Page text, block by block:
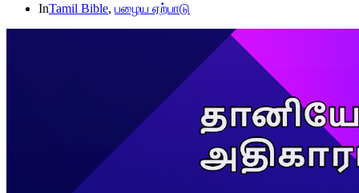
InTamil Bible, பழைய ஏற்பாடு